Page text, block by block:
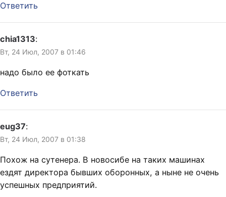
Ответить
chia1313:
Вт, 24 Июл, 2007 в 01:46
надо было ее фоткать
Ответить
eug37:
Вт, 24 Июл, 2007 в 01:38
Похож на сутенера. В новосибе на таких машинах
ездят директора бывших оборонных, а ныне не очень
успешных предприятий.